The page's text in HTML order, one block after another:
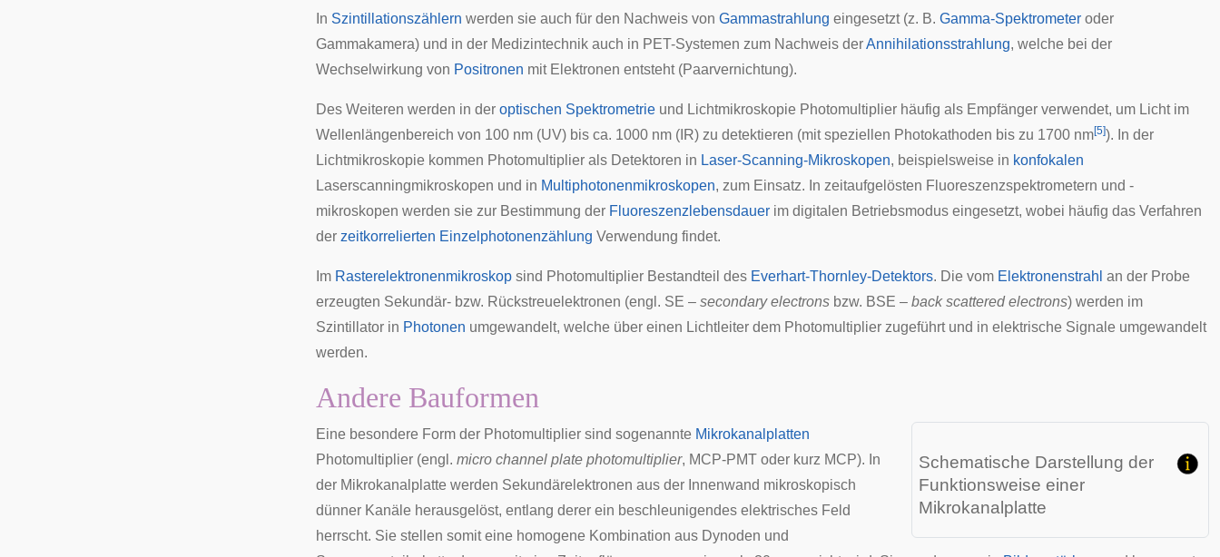
In Szintillationszählern werden sie auch für den Nachweis von Gammastrahlung eingesetzt (z. B. Gamma-Spektrometer oder
Gammakamera) und in der Medizintechnik auch in PET-Systemen zum Nachweis derAnnihilationsstrahlung, welche bei der
Wechselwirkung von Positronen mit Elektronen entsteht (Paarvernichtung).
Des Weiteren werden in der optischen Spektrometrie und Lichtmikroskopie Photomultiplier häufig als Empfänger verwendet, um Licht im
Wellenlängenbereich von 100 nm (UV) bis ca. 1000 nm (IR) zu detektieren (mit speziellen Photokathoden bis zu 1700 nm[5]). In der
Lichtmikroskopie kommen Photomultiplier als Detektoren in Laser-Scanning-Mikroskopen, beispielsweise in konfokalen
Laserscanningmikroskopen und in Multiphotonenmikroskopen, zum Einsatz. In zeitaufgelösten Fluoreszenzspektrometern und -
mikroskopen werden sie zur Bestimmung der Fluoreszenzlebensdauer im digitalen Betriebsmodus eingesetzt, wobei häufig das Verfahren
der zeitkorrelierten Einzelphotonenzählung Verwendung findet.
Im Rasterelektronenmikroskop sind Photomultiplier Bestandteil des Everhart-Thornley-Detektors. Die vom Elektronenstrahl an der Probe
erzeugten Sekundär- bzw. Rückstreuelektronen (engl. SE – secondary electrons bzw. BSE – back scattered electrons) werden im
Szintillator in Photonen umgewandelt, welche über einen Lichtleiter dem Photomultiplier zugeführt und in elektrische Signale umgewandelt
werden.
Andere Bauformen
Schematische Darstellung der
Funktionsweise einer
Mikrokanalplatte
Eine besondere Form der Photomultiplier sind sogenannte Mikrokanalplatten
Photomultiplier (engl. micro channel plate photomultiplier, MCP-PMT oder kurz MCP). In
der Mikrokanalplatte werden Sekundärelektronen aus der Innenwand mikroskopisch
dünner Kanäle herausgelöst, entlang derer ein beschleunigendes elektrisches Feld
herrscht. Sie stellen somit eine homogene Kombination aus Dynoden und